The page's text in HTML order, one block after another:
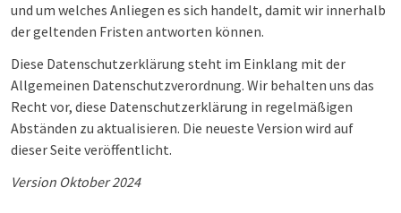
und um welches Anliegen es sich handelt, damit wir innerhalb
der geltenden Fristen antworten können.
Diese Datenschutzerklärung steht im Einklang mit der
Allgemeinen Datenschutzverordnung. Wir behalten uns das
Recht vor, diese Datenschutzerklärung in regelmäßigen
Abständen zu aktualisieren. Die neueste Version wird auf
dieser Seite veröffentlicht.
Version Oktober 2024